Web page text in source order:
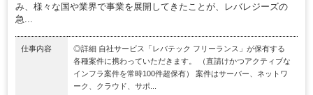
み、様々な国や業界で事業を展開してきたことが、レバレジーズの
急...
仕事内容
◎詳細 自社サービス「レバテック フリーランス」が保有する
各種案件に携わっていただきます。 （直請けかつアクティブな
インフラ案件を常時100件超保有） 案件はサーバー、ネットワ
ーク、クラウド、サポ...